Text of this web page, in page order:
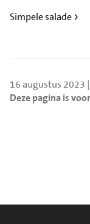
Simpele salade
16 augustus 2023
Deze pagina is